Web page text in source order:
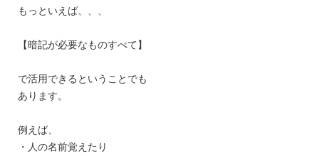
もっといえば、、、
【暗記が必要なものすべて】
で活用できるということでも
あります。
例えば、
・人の名前覚えたり